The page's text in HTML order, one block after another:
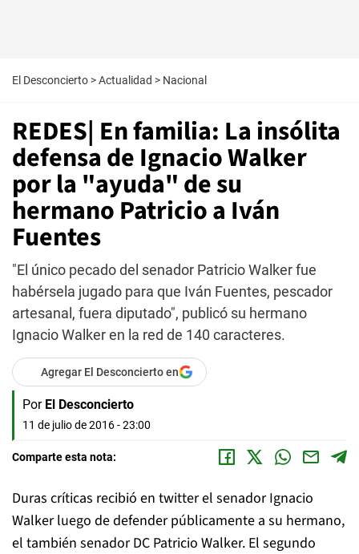
El Desconcierto >Actualidad > Nacional
REDES| En familia: La insólita
defensa de Ignacio Walker
por la "ayuda" de su
hermano Patricio a Iván
Fuentes
"El único pecado del senador Patricio Walker fue
habérsela jugado para que Iván Fuentes, pescador
artesanal, fuera diputado", publicó su hermano
Ignacio Walker en la red de 140 caracteres.
Agregar El Desconcierto en
Por El Desconcierto
11 de julio de 2016 - 23:00
Comparte esta nota:
Duras críticas recibió en twitter el senador Ignacio
Walker luego de defender públicamente a su hermano,
el también senador DC Patricio Walker. El segundo